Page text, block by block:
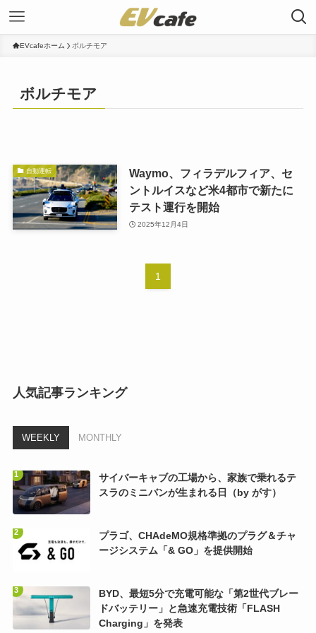
EVcafeホーム ボルチモア
ボルチモア
自動運転
Waymo、フィラデルフィア、セ
ントルイスなど米4都市で新たに
テスト運行を開始
2025年12月4日
1
人気記事ランキング
WEEKLY MONTHLY
サイバーキャブの工場から、家族で乗れるテ
スラのミニバンが生まれる日（by がす）
プラゴ、CHAdeMO規格準拠のプラグ＆チャ
ージシステム「& GO」を提供開始
BYD、最短5分で充電可能な「第2世代ブレー
ドバッテリー」と急速充電技術「FLASH
Charging」を発表